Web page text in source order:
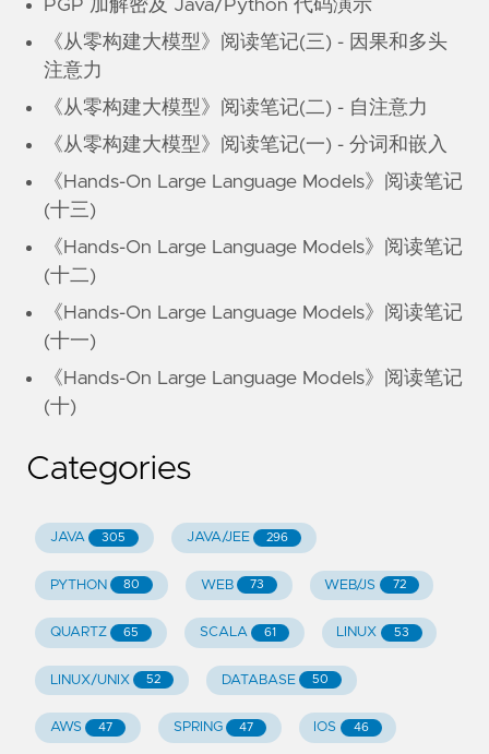
PGP 加解密及 Java/Python 代码演示
《从零构建大模型》阅读笔记(三) - 因果和多头
注意力
《从零构建大模型》阅读笔记(二) - 自注意力
《从零构建大模型》阅读笔记(一) - 分词和嵌入
《Hands-On Large Language Models》阅读笔记
(十三)
《Hands-On Large Language Models》阅读笔记
(十二)
《Hands-On Large Language Models》阅读笔记
(十一)
《Hands-On Large Language Models》阅读笔记
(十)
Categories
JAVA 305 JAVA/JEE 296
PYTHON 80 WEB 73 WEB/JS 72
QUARTZ 65 SCALA 61 LINUX 53
LINUX/UNIX 52 DATABASE 50
AWS 47 SPRING 47 IOS 46